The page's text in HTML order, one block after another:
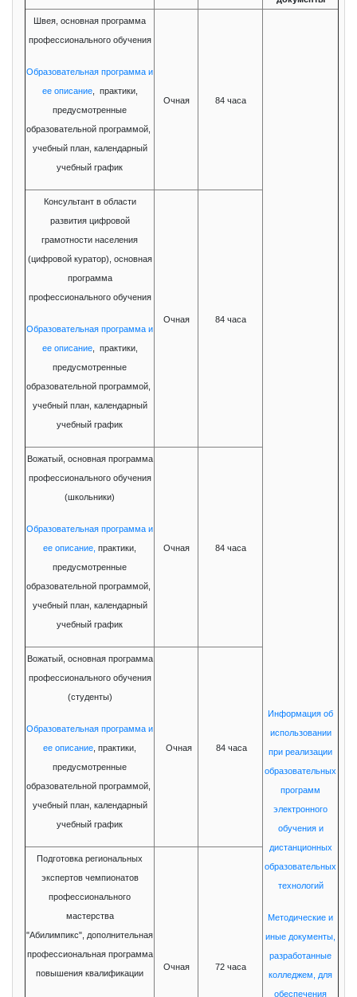
Швея, основная программа
профессионального обучения
Образовательная программа и
ее описание, практики,
предусмотренные
образовательной программой,
учебный план, календарный
учебный график
Очная 84 часа
Информация об
использовании
при реализации
образовательных
программ
электронного
обучения и
дистанционных
образовательных
технологий
Методические и
иные документы,
разработанные
колледжем, для
обеспечения
Консультант в области
развития цифровой
грамотности населения
(цифровой куратор), основная
программа
профессионального обучения
Образовательная программа и
ее описание, практики,
предусмотренные
образовательной программой,
учебный план, календарный
учебный график
Очная 84 часа
Вожатый, основная программа
профессионального обучения
(школьники)
Образовательная программа и
ее описание, практики,
предусмотренные
образовательной программой,
учебный план, календарный
учебный график
Очная 84 часа
Вожатый, основная программа
профессионального обучения
(студенты)
Образовательная программа и
ее описание , практики,
предусмотренные
образовательной программой,
учебный план, календарный
учебный график
Очная 84 часа
Подготовка региональных
экспертов чемпионатов
профессионального
мастерства
"Абилимпикс", дополнительная
профессиональная программа
повышения квалификации
Очная 72 часа